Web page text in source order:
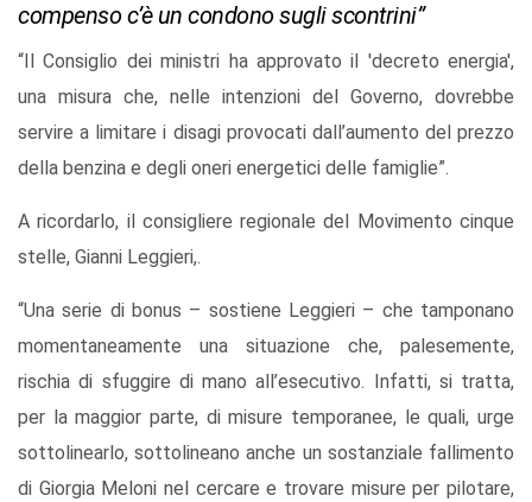
compenso c’è un condono sugli scontrini”
“Il Consiglio dei ministri ha approvato il 'decreto energia',
una misura che, nelle intenzioni del Governo, dovrebbe
servire a limitare i disagi provocati dall’aumento del prezzo
della benzina e degli oneri energetici delle famiglie”.
A ricordarlo, il consigliere regionale del Movimento cinque
stelle, Gianni Leggieri,.
“Una serie di bonus – sostiene Leggieri – che tamponano
momentaneamente una situazione che, palesemente,
rischia di sfuggire di mano all’esecutivo. Infatti, si tratta,
per la maggior parte, di misure temporanee, le quali, urge
sottolinearlo, sottolineano anche un sostanziale fallimento
di Giorgia Meloni nel cercare e trovare misure per pilotare,